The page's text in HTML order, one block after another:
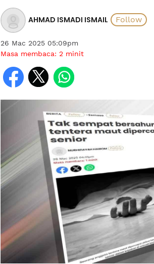
AHMAD ISMADI ISMAIL
26 Mac 2025 05:09pm
Masa membaca: 2 minit